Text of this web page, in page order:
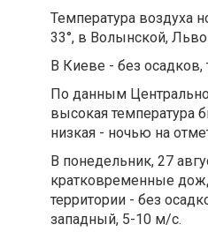
Температура воздуха
33°, в Волынской,
В Киеве - без осадков,
По данным
высокая температура
низкая - ночью на
В понедельник, 27
кратковременные
территории - без
западный, 5-10 м/с.